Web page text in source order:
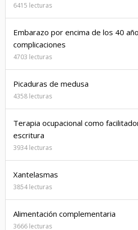
6415 lecturas
Embarazo por encima de los 40
complicaciones
4703 lecturas
Picaduras de medusa
4358 lecturas
Terapia ocupacional como
escritura
3934 lecturas
Xantelasmas
3854 lecturas
Alimentación complementaria
3666 lecturas